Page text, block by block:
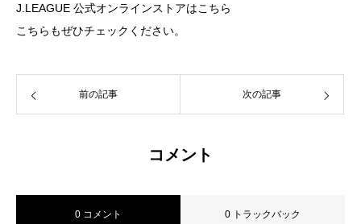
J.LEAGUE 公式オンラインストアはこちら
こちらもぜひチェックください。
前の記事 次の記事
コメント
0 コメント 0 トラックバック